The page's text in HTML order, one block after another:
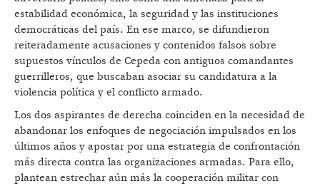
estabilidad económica, la seguridad y las instituciones
democráticas del país. En ese marco, se difundieron
reiteradamente acusaciones y contenidos falsos sobre
supuestos vínculos de Cepeda con antiguos comandantes
guerrilleros, que buscaban asociar su candidatura a la
violencia política y el conflicto armado.
Los dos aspirantes de derecha coinciden en la necesidad de
abandonar los enfoques de negociación impulsados en los
últimos años y apostar por una estrategia de confrontación
más directa contra las organizaciones armadas. Para ello,
plantean estrechar aún más la cooperación militar con